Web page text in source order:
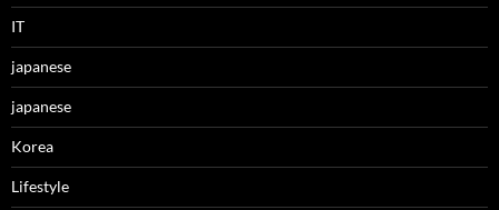
IT
japanese
japanese
Korea
Lifestyle